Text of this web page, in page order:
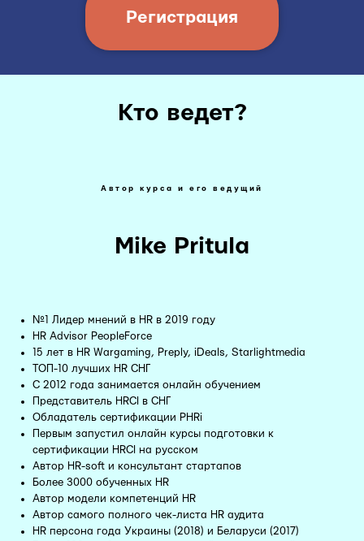
Регистрация
Кто ведет?
Автор курса и его ведущий
Mike Pritula
№1 Лидер мнений в HR в 2019 году
HR Advisor PeopleForce
15 лет в HR Wargaming, Preply, iDeals, Starlightmedia
ТОП-10 лучших HR СНГ
С 2012 года занимается онлайн обучением
Представитель HRCI в СНГ
Обладатель сертификации PHRi
Первым запустил онлайн курсы подготовки к
сертификации HRCI на русском
Автор HR-soft и консультант стартапов
Более 3000 обученных HR
Автор модели компетенций HR
Автор самого полного чек-листа HR аудита
HR персона года Украины (2018) и Беларуси (2017)